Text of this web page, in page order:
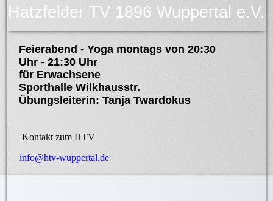
Hatzfelder TV 1896 Wuppertal e.V.
Feierabend - Yoga montags von 20:30
Uhr - 21:30 Uhr
für Erwachsene
Sporthalle Wilkhausstr.
Übungsleiterin: Tanja Twardokus
Kontakt zum HTV
info@htv-wuppertal.de